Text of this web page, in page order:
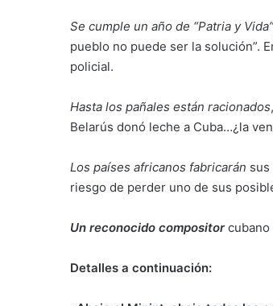
Se cumple un año de “Patria y Vida”
pueblo no puede ser la solución”.
policial.
Hasta los pañales están racionados
Belarús donó leche a Cuba…¿la
Los países africanos fabricarán sus
riesgo de perder uno de sus
Un reconocido compositorcubano
Detalles a continuación: